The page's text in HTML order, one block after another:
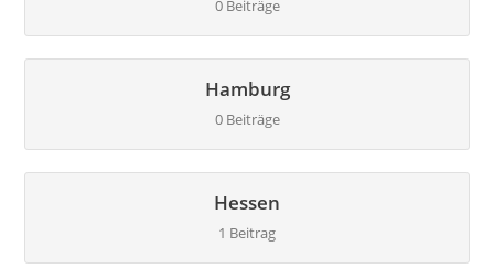
0 Beiträge
Hamburg
0 Beiträge
Hessen
1 Beitrag